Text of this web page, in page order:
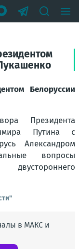
Белоруссии
Президента
Путина с
Александром
вопросы
в МАКС и